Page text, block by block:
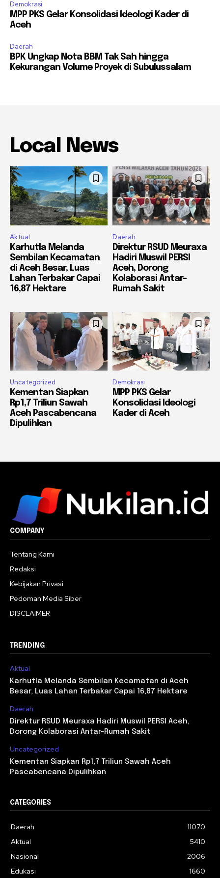
Demokrasi
MPP PKS Gelar Konsolidasi Ideologi Kader di
Aceh
Daerah
BPK Ungkap Nota BBM Tak Sah hingga
Kekurangan Volume Proyek di Subulussalam
Local News
Aktual
Karhutla Melanda
Sembilan Kecamatan
di Aceh Besar, Luas
Lahan Terbakar Capai
16,87 Hektare
Daerah
Direktur RSUD Meuraxa
Hadiri Muswil PERSI
Aceh, Dorong
Kolaborasi Antar-
Rumah Sakit
Uncategorized
Kementan Siapkan
Rp1,7 Triliun Sawah
Aceh Pascabencana
Dipulihkan
Demokrasi
MPP PKS Gelar
Konsolidasi Ideologi
Kader di Aceh
COMPANY
Tentang Kami
Redaksi
Kebijakan Privasi
Pedoman Media Siber
DISCLAIMER
TRENDING
Aktual
Karhutla Melanda Sembilan Kecamatan di Aceh
Besar, Luas Lahan Terbakar Capai 16,87 Hektare
Daerah
Direktur RSUD Meuraxa Hadiri Muswil PERSI Aceh,
Dorong Kolaborasi Antar-Rumah Sakit
Uncategorized
Kementan Siapkan Rp1,7 Triliun Sawah Aceh
Pascabencana Dipulihkan
CATEGORIES
Daerah
11070
Aktual
5410
Nasional
2006
Edukasi
1660